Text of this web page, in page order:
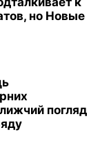
но Новые
погляд